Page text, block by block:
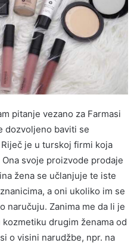
pitanje vezano za Farmasi
dozvoljeno baviti se
je u turskoj firmi koja
svoje proizvode prodaje
žena se učlanjuje te iste
a oni ukoliko im se
naručuju. Zanima me da li je
drugim ženama od
o visini narudžbe, npr. na